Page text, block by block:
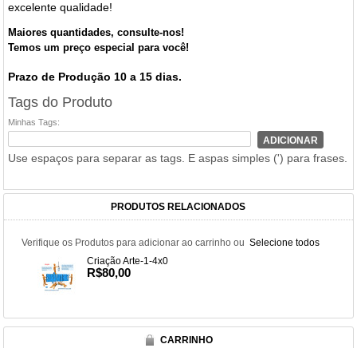
excelente qualidade!
Maiores quantidades, consulte-nos!
Temos um preço especial para você!
Prazo de Produção 10 a 15 dias.
Tags do Produto
Minhas Tags:
ADICIONAR
Use espaços para separar as tags. E aspas simples (') para frases.
PRODUTOS RELACIONADOS
Verifique os Produtos para adicionar ao carrinho ouSelecione todos
Criação Arte-1-4x0
R$80,00
CARRINHO